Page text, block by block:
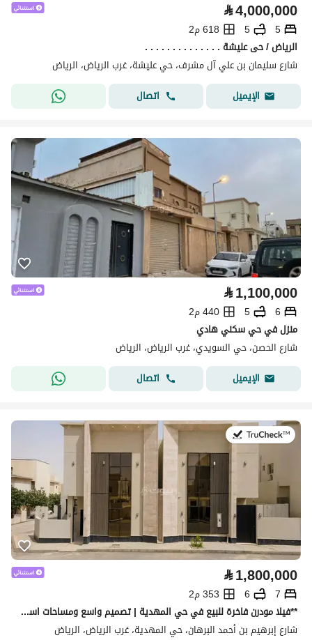
⃁4,000,000
5
5
618 م2
الرياض / حى عليشة . . . . . . . . . . . . . .
شارع سليمان بن علي آل مشرف، حي عليشة، غرب الرياض، الرياض
الإيميل
اتصال
⃁1,100,000
6
5
440 م2
منزل في حي سكني هادي
شارع الحصن، حي السويدي، غرب الرياض، الرياض
الإيميل
اتصال
في:11 يوليو 2026
⃁1,800,000
7
6
353 م2
**فيلا مودرن فاخرة للبيع في حي المهدية | تصميم واسع ومساحات استثنائية**
شارع إبرهيم بن أحمد البرهان، حي المهدية، غرب الرياض، الرياض